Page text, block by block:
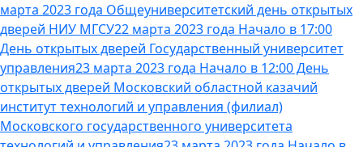
марта 2023 года Общеуниверситетский день открытых
дверей НИУ МГСУ22 марта 2023 года Начало в 17:00
День открытых дверей Государственный университет
управления23 марта 2023 года Начало в 12:00 День
открытых дверей Московский областной казачий
институт технологий и управления (филиал)
Московского государственного университета